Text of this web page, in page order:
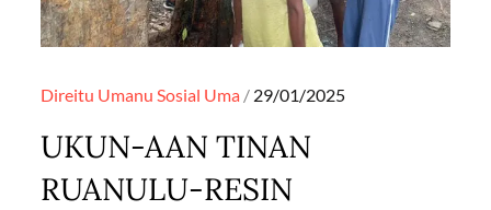
Direitu Umanu Sosial Uma Posted
29/01/2025
UKUN-AAN TINAN
RUANULU-RESIN